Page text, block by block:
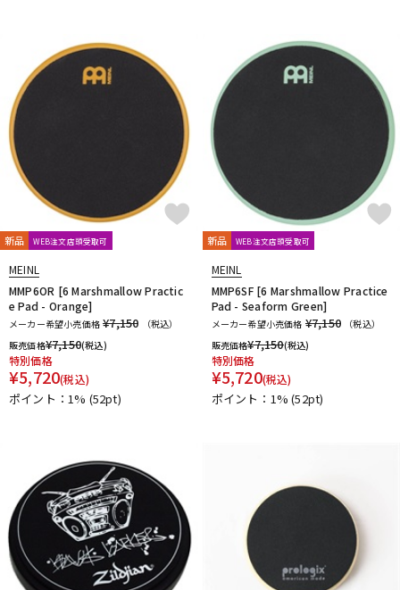
新品 WEB注文店頭受取可
MEINL
MMP6OR [6 Marshmallow Practic
e Pad - Orange]
メーカー希望小売価格 ¥7,150
（税込）
販売価格¥7,150(税込)
特別価格
¥5,720(税込)
ポイント：1% (52pt)
新品 WEB注文店頭受取可
MEINL
MMP6SF [6 Marshmallow Practice
Pad - Seaform Green]
メーカー希望小売価格 ¥7,150
（税込）
販売価格¥7,150(税込)
特別価格
¥5,720(税込)
ポイント：1%(52pt)